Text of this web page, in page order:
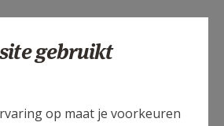
Sint-Augustinus Wingene
gebruikt
op maat je voorkeuren